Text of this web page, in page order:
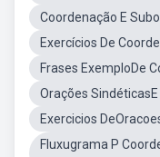
Coordenação E
Exercícios De
Frases ExemploDe
Orações
Exercicios
Fluxugrama P